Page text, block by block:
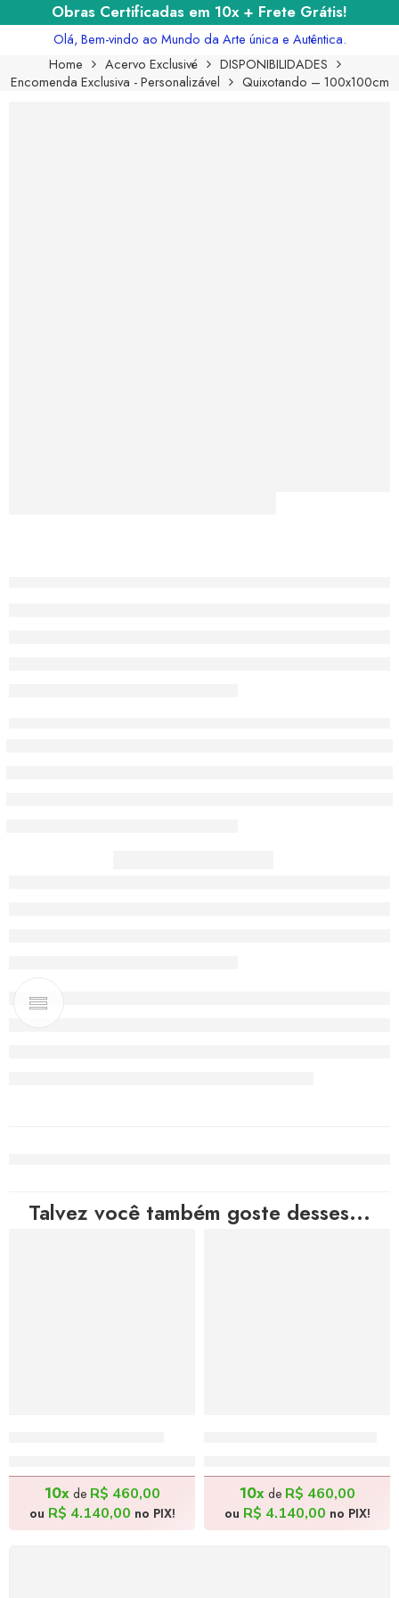
Obras Certificadas em 10x + Frete Grátis!
Olá, Bem-vindo ao Mundo da Arte única e Autêntica.
Home
Acervo Exclusivé
DISPONIBILIDADES
Encomenda Exclusiva - Personalizável
Quixotando – 100x100cm
Talvez você também goste desses...
10xde R$ 460,00
ou R$ 4.140,00 no PIX!
10xde R$ 460,00
ou R$ 4.140,00 no PIX!